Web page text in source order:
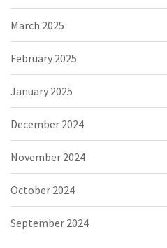
March 2025
February 2025
January 2025
December 2024
November 2024
October 2024
September 2024